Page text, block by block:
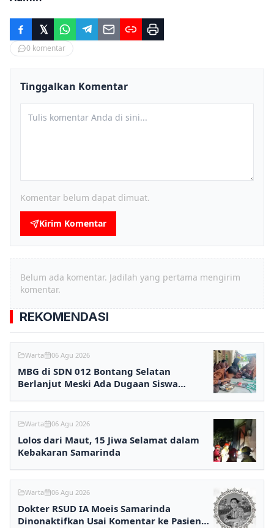
0 komentar
Tinggalkan Komentar
Komentar belum dapat dimuat.
Kirim Komentar
Belum ada komentar. Jadilah yang pertama mengirim
komentar.
REKOMENDASI
Warta 06 Agu 2026
MBG di SDN 012 Bontang Selatan
Berlanjut Meski Ada Dugaan Siswa
Warta 06 Agu 2026
Lolos dari Maut, 15 Jiwa Selamat dalam
Kebakaran Samarinda
Warta 06 Agu 2026
Dokter RSUD IA Moeis Samarinda
Dinonaktifkan Usai Komentar ke Pasien